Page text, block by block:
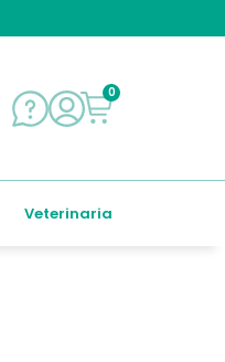
0
Veterinaria